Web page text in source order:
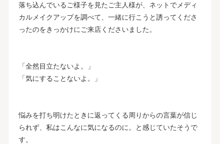
落ち込んでいるご様子を見たご主人様が、ネットでメディ
カルメイクアップを調べて、一緒に行こうと誘ってくださ
ったのをきっかけにご来店くださいました。
「全然目立たないよ。」
「気にすることないよ。」
悩みを打ち明けたときに返ってくる周りからの言葉が信じ
られず、私はこんなに気になるのに。と感じていたそうで
す。